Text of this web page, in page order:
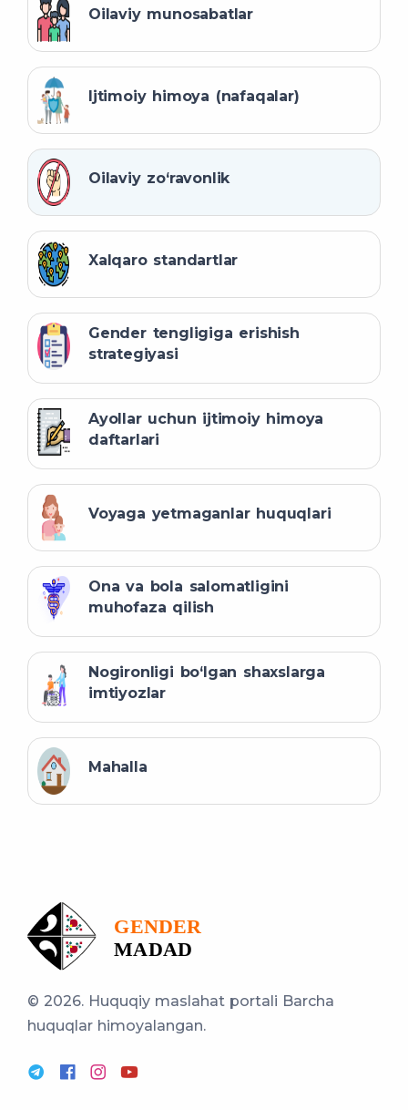
Oilaviy munosabatlar
Ijtimoiy himoya (nafaqalar)
Oilaviy zo‘ravonlik
Xalqaro standartlar
Gender tengligiga erishish
strategiyasi
Ayollar uchun ijtimoiy himoya
daftarlari
Voyaga yetmaganlar huquqlari
Ona va bola salomatligini
muhofaza qilish
Nogironligi bo‘lgan shaxslarga
imtiyozlar
Mahalla
© 2026. Huquqiy maslahat portali Barcha
huquqlar himoyalangan.